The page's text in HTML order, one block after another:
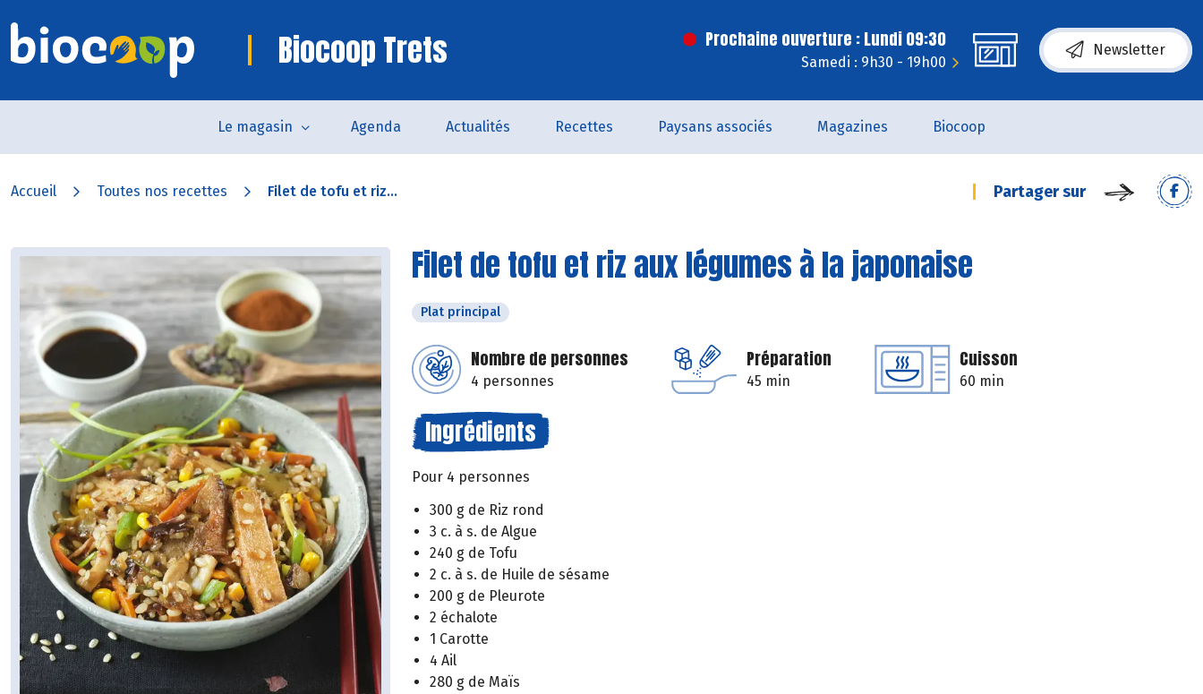
Biocoop Trets Prochaine ouverture : Lundi 09:30
Samedi : 9h30 - 19h00
Newsletter
Le magasin Agenda Actualités Recettes Paysans associés Magazines Biocoop
Accueil Toutes nos recettes Filet de tofu et riz... Partager sur
Filet de tofu et riz aux légumes à la japonaise
Plat principal
Nombre de personnes
4 personnes
Préparation
45 min
Cuisson
60 min
Ingrédients
Pour 4 personnes
300 g de Riz rond
3 c. à s. de Algue
240 g de Tofu
2 c. à s. de Huile de sésame
200 g de Pleurote
2 échalote
1 Carotte
4 Ail
280 g de Maïs